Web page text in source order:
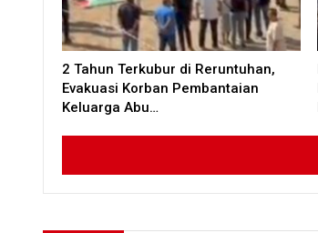
2 Tahun Terkubur di Reruntuhan,
Evakuasi Korban Pembantaian
Keluarga Abu…